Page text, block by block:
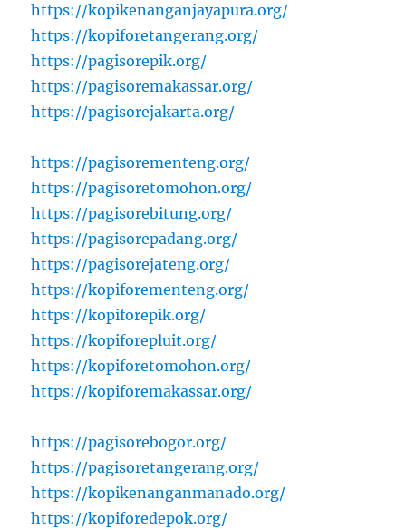
https://kopikenanganjayapura.org/
https://kopiforetangerang.org/
https://pagisorepik.org/
https://pagisoremakassar.org/
https://pagisorejakarta.org/
https://pagisorementeng.org/
https://pagisoretomohon.org/
https://pagisorebitung.org/
https://pagisorepadang.org/
https://pagisorejateng.org/
https://kopiforementeng.org/
https://kopiforepik.org/
https://kopiforepluit.org/
https://kopiforetomohon.org/
https://kopiforemakassar.org/
https://pagisorebogor.org/
https://pagisoretangerang.org/
https://kopikenanganmanado.org/
https://kopiforedepok.org/